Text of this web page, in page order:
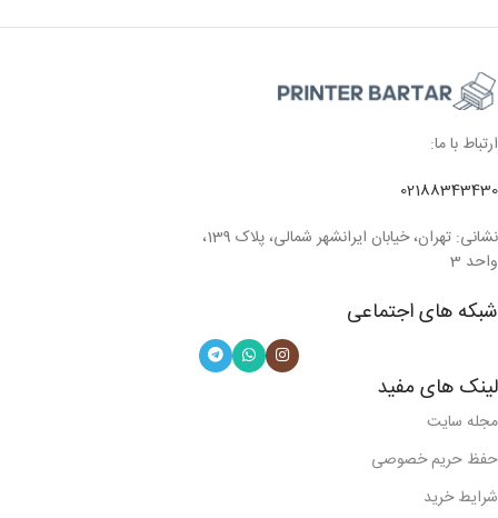
ارتباط با ما:
02188343430
نشانی: تهران، خیابان ایرانشهر شمالی، پلاک 139،
واحد 3
شبکه های اجتماعی
لینک های مفید
مجله سایت
حفظ حریم خصوصی
شرایط خرید